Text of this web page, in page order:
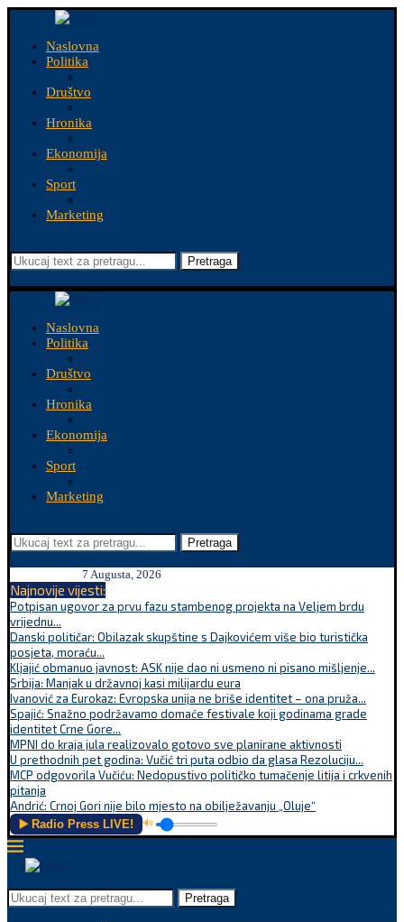
Naslovna
Politika
Društvo
Hronika
Ekonomija
Sport
Marketing
Pretraga
Naslovna
Politika
Društvo
Hronika
Ekonomija
Sport
Marketing
Pretraga
7 Augusta, 2026
Najnovije vijesti:
Potpisan ugovor za prvu fazu stambenog projekta na Veljem brdu
vrijednu...
Danski političar: Obilazak skupštine s Dajkovićem više bio turistička
posjeta, moraću...
Kljajić obmanuo javnost: ASK nije dao ni usmeno ni pisano mišljenje...
Srbija: Manjak u državnoj kasi milijardu eura
Ivanović za Eurokaz: Evropska unija ne briše identitet – ona pruža...
Spajić: Snažno podržavamo domaće festivale koji godinama grade
identitet Crne Gore...
MPNI do kraja jula realizovalo gotovo sve planirane aktivnosti
U prethodnih pet godina: Vučić tri puta odbio da glasa Rezoluciju...
MCP odgovorila Vučiću: Nedopustivo političko tumačenje litija i crkvenih
pitanja
Andrić: Crnoj Gori nije bilo mjesto na obilježavanju „Oluje“
▶️ Radio Press LIVE! 🔊
Pretraga